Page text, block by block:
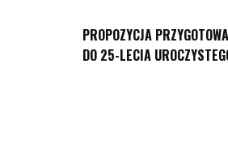
PROPOZYCJA
DO 25-LECIA